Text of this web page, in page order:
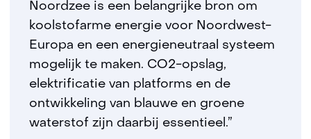
w
v
e
n
s
t
e
Noordzee is een belangrijke bron om
koolstofarme energie voor Noordwest-
Europa en een energieneutraal systeem
mogelijk te maken. CO2-opslag,
elektrificatie van platforms en de
ontwikkeling van blauwe en groene
waterstof zijn daarbij essentieel.”